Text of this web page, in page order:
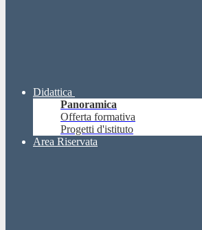
Didattica
Panoramica
Offerta formativa
Progetti d'istituto
Area Riservata